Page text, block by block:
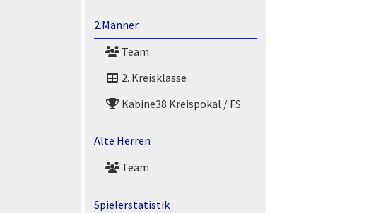
2.Männer
Team
2. Kreisklasse
Kabine38 Kreispokal / FS
Alte Herren
Team
Spielerstatistik